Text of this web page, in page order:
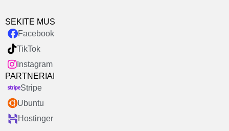
SEKITE MUS
Facebook
TikTok
Instagram
PARTNERIAI
Stripe
Ubuntu
Hostinger